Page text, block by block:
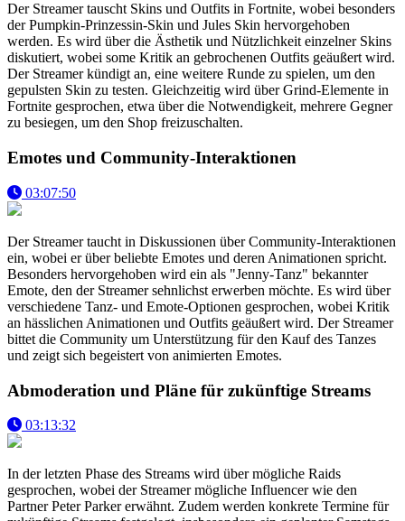
Der Streamer tauscht Skins und Outfits in Fortnite, wobei besonders
der Pumpkin-Prinzessin-Skin und Jules Skin hervorgehoben
werden. Es wird über die Ästhetik und Nützlichkeit einzelner Skins
diskutiert, wobei some Kritik an gebrochenen Outfits geäußert wird.
Der Streamer kündigt an, eine weitere Runde zu spielen, um den
gepulsten Skin zu testen. Gleichzeitig wird über Grind-Elemente in
Fortnite gesprochen, etwa über die Notwendigkeit, mehrere Gegner
zu besiegen, um den Shop freizuschalten.
Emotes und Community-Interaktionen
03:07:50
Der Streamer taucht in Diskussionen über Community-Interaktionen
ein, wobei er über beliebte Emotes und deren Animationen spricht.
Besonders hervorgehoben wird ein als "Jenny-Tanz" bekannter
Emote, den der Streamer sehnlichst erwerben möchte. Es wird über
verschiedene Tanz- und Emote-Optionen gesprochen, wobei Kritik
an hässlichen Animationen und Outfits geäußert wird. Der Streamer
bittet die Community um Unterstützung für den Kauf des Tanzes
und zeigt sich begeistert von animierten Emotes.
Abmoderation und Pläne für zukünftige Streams
03:13:32
In der letzten Phase des Streams wird über mögliche Raids
gesprochen, wobei der Streamer mögliche Influencer wie den
Partner Peter Parker erwähnt. Zudem werden konkrete Termine für